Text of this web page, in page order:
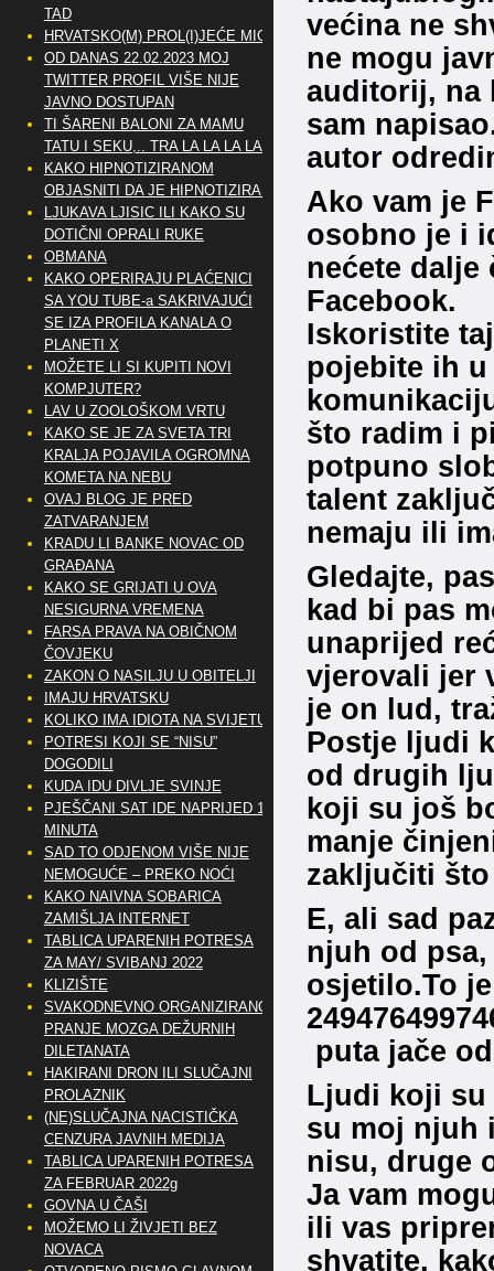
većina ne
ne mogu
auditorij, na
sam
autor
Ako vam je
osobno je i
nećete dalje
Facebook.
Iskoristite
pojebite ih
što radim i
potpuno
talent
nemaju ili
Gledajte,
kad bi pas
unaprijed
vjerovali jer
je on lud,
Postje ljudi
od drugih
koji su još
manje
zaključiti
E, ali sad
njuh od
osjetilo.To
puta jače
Ljudi koji su
su moj njuh
nisu, druge
Ja vam
ili vas
shvatite,
TAD
HRVATSKO(M) PROL(I)JEĆE MIG
OD DANAS 22.02.2023 MOJ
TWITTER PROFIL VIŠE NIJE
JAVNO DOSTUPAN
TI ŠARENI BALONI ZA MAMU
TATU I SEKU,.. TRA LA LA LA LA
KAKO HIPNOTIZIRANOM
OBJASNITI DA JE HIPNOTIZIRAN
LJUKAVA LJISIC ILI KAKO SU
DOTIČNI OPRALI RUKE
OBMANA
KAKO OPERIRAJU PLAĆENICI
SA YOU TUBE-a SAKRIVAJUĆI
SE IZA PROFILA KANALA O
PLANETI X
MOŽETE LI SI KUPITI NOVI
KOMPJUTER?
LAV U ZOOLOŠKOM VRTU
KAKO SE JE ZA SVETA TRI
KRALJA POJAVILA OGROMNA
KOMETA NA NEBU
OVAJ BLOG JE PRED
ZATVARANJEM
KRADU LI BANKE NOVAC OD
GRAĐANA
KAKO SE GRIJATI U OVA
NESIGURNA VREMENA
FARSA PRAVA NA OBIČNOM
ČOVJEKU
ZAKON O NASILJU U OBITELJI
IMAJU HRVATSKU
KOLIKO IMA IDIOTA NA SVIJETU?
POTRESI KOJI SE “NISU”
DOGODILI
KUDA IDU DIVLJE SVINJE
PJEŠČANI SAT IDE NAPRIJED 10
MINUTA
SAD TO ODJENOM VIŠE NIJE
NEMOGUĆE – PREKO NOĆI
KAKO NAIVNA SOBARICA
ZAMIŠLJA INTERNET
TABLICA UPARENIH POTRESA
ZA MAY/ SVIBANJ 2022
KLIZIŠTE
SVAKODNEVNO ORGANIZIRANO
PRANJE MOZGA DEŽURNIH
DILETANATA
HAKIRANI DRON ILI SLUČAJNI
PROLAZNIK
(NE)SLUČAJNA NACISTIČKA
CENZURA JAVNIH MEDIJA
TABLICA UPARENIH POTRESA
ZA FEBRUAR 2022g
GOVNA U ČAŠI
MOŽEMO LI ŽIVJETI BEZ
NOVACA